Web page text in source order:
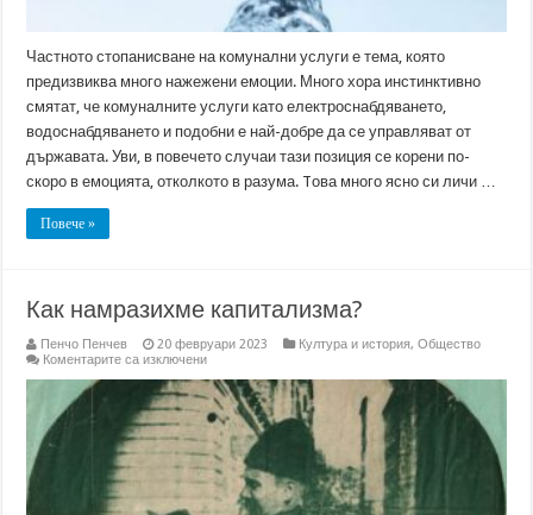
Частното стопанисване на комунални услуги е тема, която
предизвиква много нажежени емоции. Много хора инстинктивно
смятат, че комуналните услуги като електроснабдяването,
водоснабдяването и подобни е най-добре да се управляват от
държавата. Уви, в повечето случаи тази позиция се корени по-
скоро в емоцията, отколкото в разума. Tова много ясно си личи …
Повече »
Как намразихме капитализма?
Пенчо Пенчев 20 февруари 2023 Култура и история,Общество
Коментарите са изключениза
намразихме
капитализма?